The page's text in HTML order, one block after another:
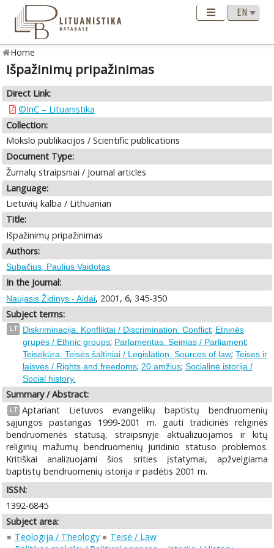
Home
Išpažinimų pripažinimas
Direct Link:
©InC – Lituanistika
Collection:
Mokslo publikacijos / Scientific publications
Document Type:
Žurnalų straipsniai / Journal articles
Language:
Lietuvių kalba / Lithuanian
Title:
Išpažinimų pripažinimas
Authors:
Subačius, Paulius Vaidotas
In the Journal:
Naujasis Židinys - Aidai, 2001, 6, 345-350
Subject terms:
LT Diskriminacija. Konfliktai / Discrimination. Conflict; Etninės
grupės / Ethnic groups; Parlamentas. Seimas / Parliament;
Teisėkūra. Teisės šaltiniai / Legislation. Sources of law; Teisės ir
laisvės / Rights and freedoms; 20 amžius; Socialinė istorija /
Social history.
Summary / Abstract:
LT Aptariant Lietuvos evangelikų baptistų bendruomenių
sąjungos pastangas 1999-2001 m. gauti tradicinės religinės
bendruomenės statusą, straipsnyje aktualizuojamos ir kitų
religinių mažumų bendruomenių juridinio statuso problemos.
Kritiškai analizuojami šios srities įstatymai, apžvelgiama
baptistų bendruomenių istorija ir padėtis 2001 m.
ISSN:
1392-6845
Subject area:
Teologija / Theology
Teisė / Law